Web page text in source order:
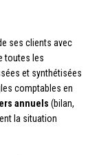
ses clients avec
toutes les
et synthétisées
comptables en
annuels (bilan,
la situation